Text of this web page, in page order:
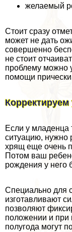
желаемый
Стоит сразу
может не дать
совершенно
не стоит
проблему можно
помощи
Если у младенца
ситуацию, нужно
хрящ еще очень
Потом ваш
рождения у него
Специально для
изготавливают
позволяют
положении и при
полугода могут